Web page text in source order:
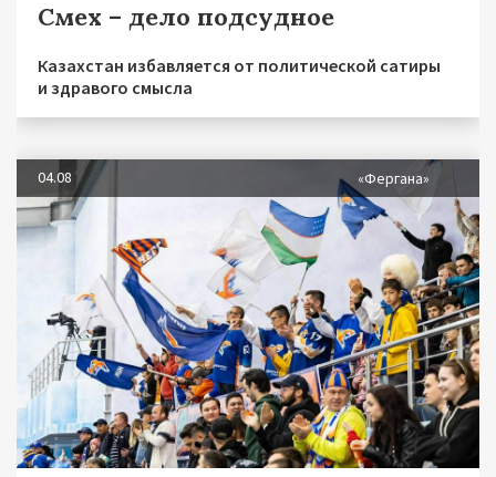
Смех – дело подсудное
Казахстан избавляется от политической сатиры
и здравого смысла
04.08 «Фергана»